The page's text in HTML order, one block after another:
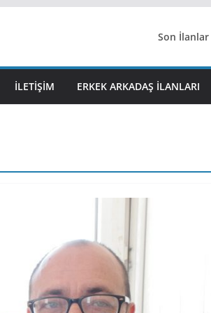
Son İlanlar
İLETIŞIM ERKEK ARKADAŞ ILANLARI